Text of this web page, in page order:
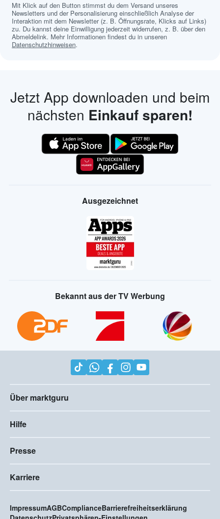
Mit Klick auf den Button stimmst du dem Versand unseres
Newsletters und der Personalisierung einschließlich Analyse der
Interaktion mit dem Newsletter (z. B. Öffnungsrate, Klicks auf Links)
zu. Du kannst deine Einwilligung jederzeit widerrufen, z. B. über den
Abmeldelink. Mehr Informationen findest du in unseren
Datenschutzhinweisen.
Jetzt App downloaden und beim
nächsten Einkauf sparen!
Ausgezeichnet
Bekannt aus der TV Werbung
Über marktguru
Hilfe
Presse
Karriere
ImpressumAGBComplianceBarrierefreiheitserklärung